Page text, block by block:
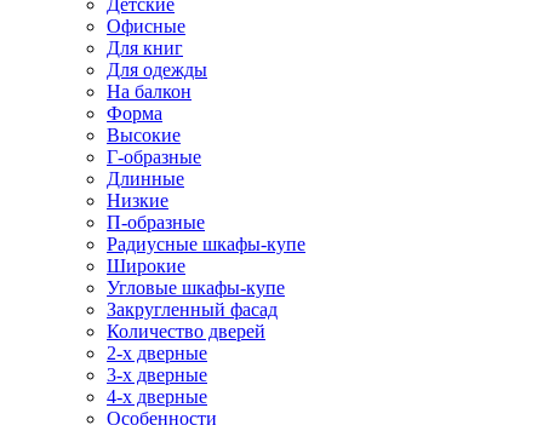
Детские
Офисные
Для книг
Для одежды
На балкон
Форма
Высокие
Г-образные
Длинные
Низкие
П-образные
Радиусные шкафы-купе
Широкие
Угловые шкафы-купе
Закругленный фасад
Количество дверей
2-х дверные
3-х дверные
4-х дверные
Особенности